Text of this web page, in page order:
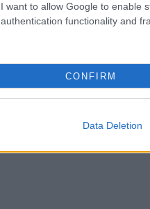
I want to allow Google to enable
authentication functionality and
CONFIRM
Data Deletion